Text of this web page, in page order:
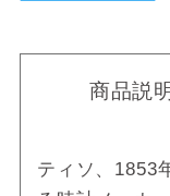
商品説明
ティソ、1853